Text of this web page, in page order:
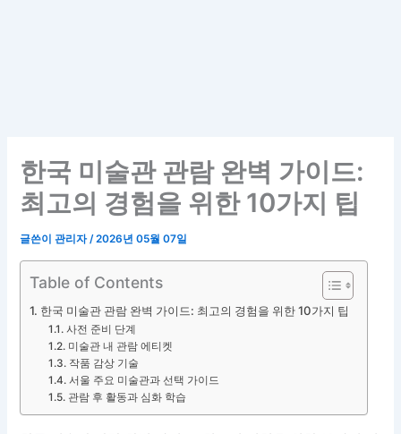
한국 미술관 관람 완벽 가이드:
최고의 경험을 위한 10가지 팁
글쓴이관리자/2026년 05월 07일
Table of Contents
한국 미술관 관람 완벽 가이드: 최고의 경험을 위한 10가지 팁
사전 준비 단계
미술관 내 관람 에티켓
작품 감상 기술
서울 주요 미술관과 선택 가이드
관람 후 활동과 심화 학습